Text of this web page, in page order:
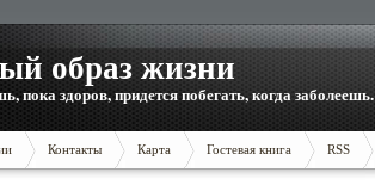
образ жизни
пока здоров, придется побегать, когда заболеешь.
Контакты Карта Гостевая книга RSS